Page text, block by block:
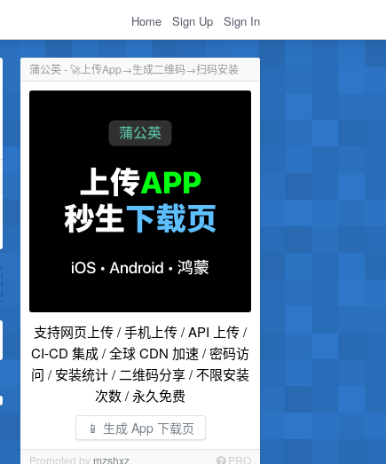
Home Sign Up Sign In
蒲公英 - 🚀上传App→生成二维码→扫码安装
支持网页上传 / 手机上传 / API 上传 /
CI-CD 集成 / 全球 CDN 加速 / 密码访
问 / 安装统计 / 二维码分享 / 不限安装
次数 / 永久免费
📱 生成 App 下载页
Promoted by mzshxz PRO